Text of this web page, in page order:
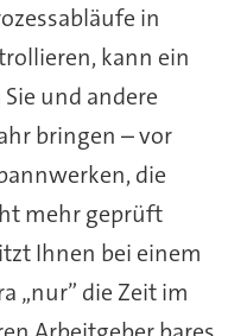
in
kann ein
und andere
bringen – vor
die
mehr geprüft
Ihnen bei einem
„nur” die Zeit im